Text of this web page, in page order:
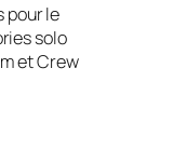
pour le
solo
et Crew